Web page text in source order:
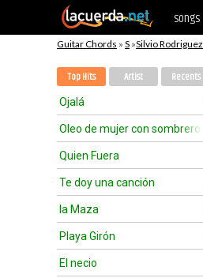
songs
Guitar Chords » S »Silvio Rodriguez
Top Hits Artist Recents
Ojalá
Oleo de mujer con sombrero
Quien Fuera
Te doy una canción
la Maza
Playa Girón
El necio